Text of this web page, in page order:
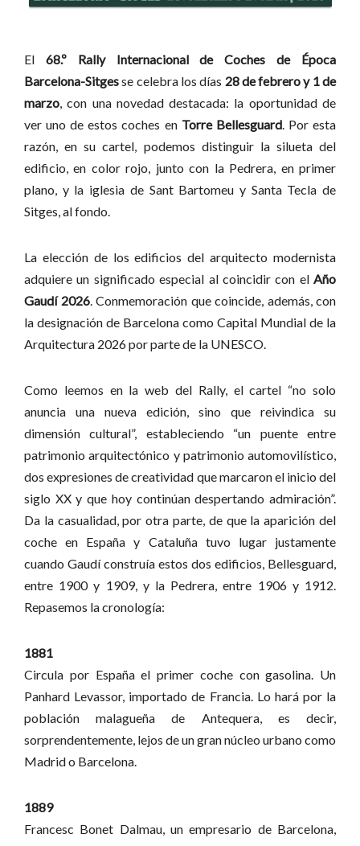
El 68.º Rally Internacional de Coches de Época
Barcelona-Sitgesse celebra los días 28 de febrero y 1 de
marzo, con una novedad destacada: la oportunidad de
ver uno de estos coches en Torre Bellesguard. Por esta
razón, en su cartel, podemos distinguir la silueta del
edificio, en color rojo, junto con la Pedrera, en primer
plano, y la iglesia de Sant Bartomeu y Santa Tecla de
Sitges, al fondo.
La elección de los edificios del arquitecto modernista
adquiere un significado especial al coincidir con el Año
Gaudí 2026. Conmemoración que coincide, además, con
la designación de Barcelona como Capital Mundial de la
Arquitectura 2026 por parte de la UNESCO.
Como leemos en la web del Rally, el cartel “no solo
anuncia una nueva edición, sino que reivindica su
dimensión cultural”, estableciendo “un puente entre
patrimonio arquitectónico y patrimonio automovilístico,
dos expresiones de creatividad que marcaron el inicio del
siglo XX y que hoy continúan despertando admiración”.
Da la casualidad, por otra parte, de que la aparición del
coche en España y Cataluña tuvo lugar justamente
cuando Gaudí construía estos dos edificios, Bellesguard,
entre 1900 y 1909, y la Pedrera, entre 1906 y 1912.
Repasemos la cronología:
1881
Circula por España el primer coche con gasolina. Un
Panhard Levassor, importado de Francia. Lo hará por la
población malagueña de Antequera, es decir,
sorprendentemente, lejos de un gran núcleo urbano como
Madrid o Barcelona.
1889
Francesc Bonet Dalmau, un empresario de Barcelona,